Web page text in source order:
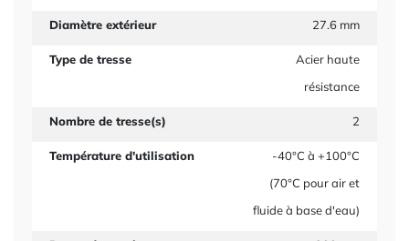
Diamètre extérieur 27.6 mm
Type de tresse
Acier haute
résistance
Nombre de tresse(s) 2
Température d'utilisation
-40°C à +100°C
(70°C pour air et
fluide à base d'eau)